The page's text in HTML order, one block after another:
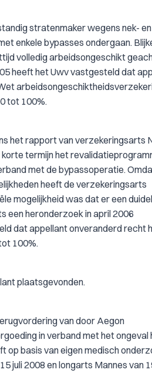
stratenmaker wegens nek- en
enkele bypasses ondergaan.
volledig arbeidsongeschikt
heeft het Uwv vastgesteld dat
tot 100%.
het rapport van verzekeringsarts
termijn het
met de bypassoperatie.
heeft de verzekeringsarts
mogelijkheid was dat er een
een heronderzoek in april 2006
dat appellant onveranderd recht
100%.
plaatsgevonden.
van door Aegon
in verband met het ongeval
op basis van eigen medisch
juli 2008 en longarts Mannes van